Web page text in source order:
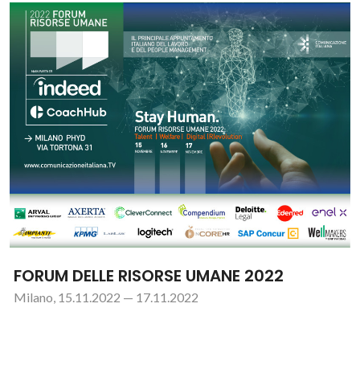
FORUM DELLE RISORSE UMANE 2022
Milano, 15.11.2022 — 17.11.2022